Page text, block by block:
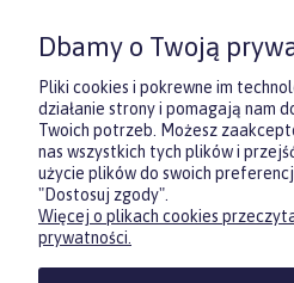
trafione.
Dbamy o Twoją
Pliki cookies i pokrewne im
działanie strony i pomagają nam
Twoich potrzeb. Możesz
nas wszystkich tych plików i
użycie plików do swoich
"Dostosuj zgody".
Więcej o plikach cookies
prywatności.
Zasubskrybuj nasz
i otrzymaj5% rabatu na